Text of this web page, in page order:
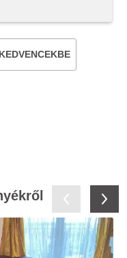
KEDVENCEKBE